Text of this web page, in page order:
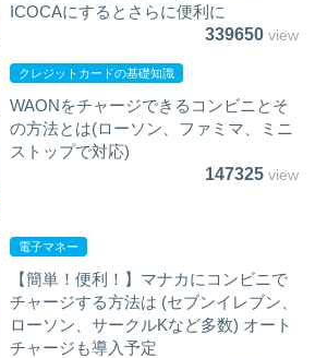
ICOCAにするとさらに便利に
339650view
クレジットカードの基礎知識
WAONをチャージできるコンビニとそ
の方法とは(ローソン、ファミマ、ミニ
ストップで対応)
147325view
電子マネー
【簡単！便利！】マナカにコンビニで
チャージする方法は (セブンイレブン、
ローソン、サークルKなど多数) オート
チャージも導入予定